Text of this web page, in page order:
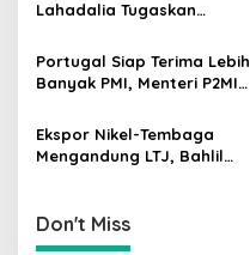
a
t
i
o
n
Lahadalia Tugaskan
Pengadaan Migas dan
Pengawasan Kualitas BBM
Portugal Siap Terima Lebih
Banyak PMI, Menteri P2MI
Penyelesaian MoU
Ekspor Nikel-Tembaga
Mengandung LTJ, Bahlil
Don't Miss